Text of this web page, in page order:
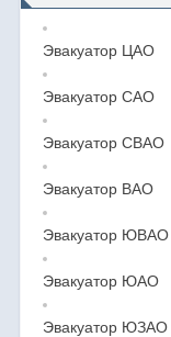
Эвакуатор ЦАО
Эвакуатор САО
Эвакуатор СВАО
Эвакуатор ВАО
Эвакуатор ЮВАО
Эвакуатор ЮАО
Эвакуатор ЮЗАО